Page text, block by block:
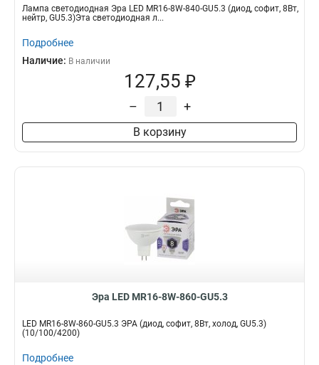
Лампа светодиодная Эра LED MR16-8W-840-GU5.3 (диод, софит, 8Вт,
нейтр, GU5.3)Эта светодиодная л...
Подробнее
Наличие: В наличии
127,55 ₽
– +
В корзину
Эра LED MR16-8W-860-GU5.3
LED MR16-8W-860-GU5.3 ЭРА (диод, софит, 8Вт, холод, GU5.3)
(10/100/4200)
Подробнее